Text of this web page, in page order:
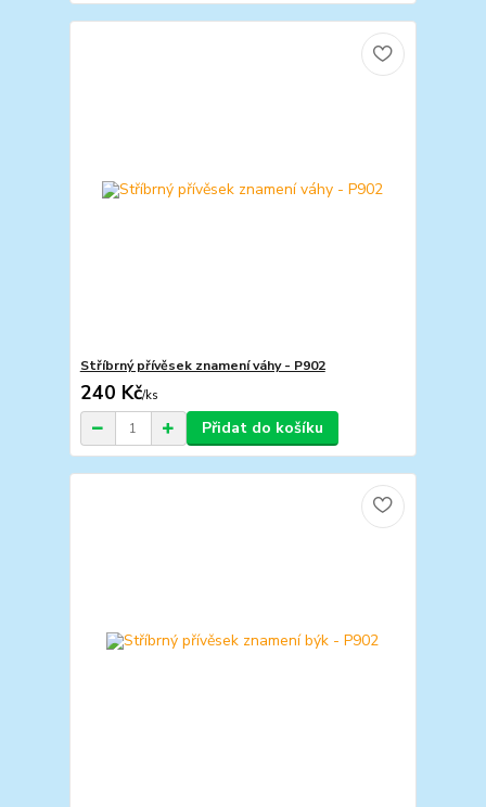
Stříbrný přívěsek znamení váhy - P902
240 Kč/ks
Přidat do košíku